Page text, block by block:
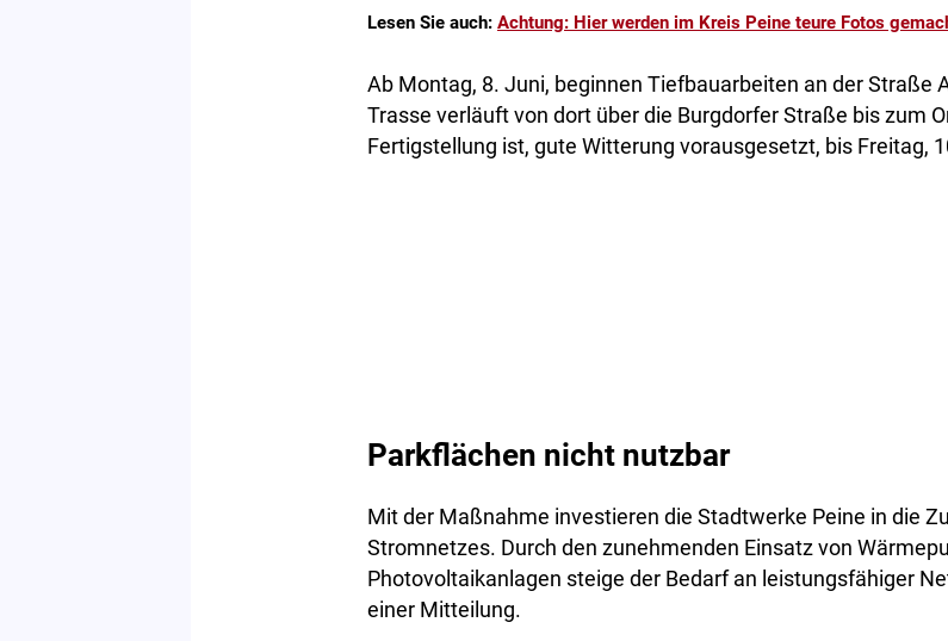
Lesen Sie auch: Achtung: Hier werden im Kreis Peine teure Fotos
Ab Montag, 8. Juni, beginnen Tiefbauarbeiten an der Straße
Trasse verläuft von dort über die Burgdorfer Straße bis zum
Fertigstellung ist, gute Witterung vorausgesetzt, bis Freitag,
Parkflächen nicht nutzbar
Mit der Maßnahme investieren die Stadtwerke Peine in die
Stromnetzes. Durch den zunehmenden Einsatz von
Photovoltaikanlagen steige der Bedarf an leistungsfähiger
einer Mitteilung.